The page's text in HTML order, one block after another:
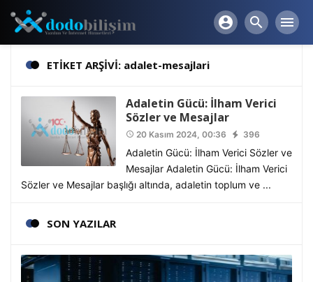
account_circle search menu
ETİKET ARŞİVİ: adalet-mesajlari
Adaletin Gücü: İlham Verici
Sözler ve Mesajlar
access_time 20 Kasım 2024, 00:36 396
Adaletin Gücü: İlham Verici Sözler ve
Mesajlar Adaletin Gücü: İlham Verici
Sözler ve Mesajlar başlığı altında, adaletin toplum ve ...
SON YAZILAR